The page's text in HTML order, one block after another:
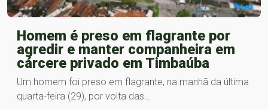
Homem é preso em flagrante por
agredir e manter companheira em
cárcere privado em Timbaúba
Um homem foi preso em flagrante, na manhã da última
quarta-feira (29), por volta das…